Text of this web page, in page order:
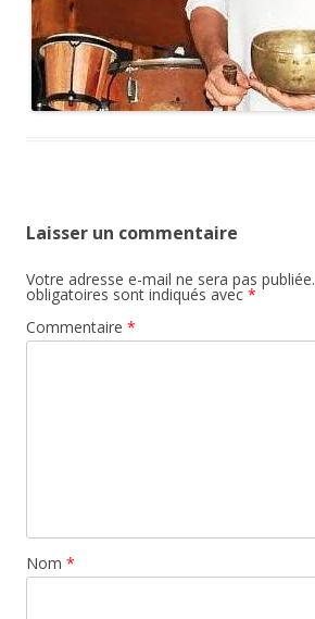
Laisser un commentaire
Votre adresse e-mail ne sera pas publiée.
obligatoires sont indiqués avec *
Commentaire *
Nom *